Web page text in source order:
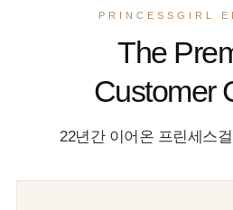
PRINCESSGIRL
The
Customer
22년간 이어온 프린세스